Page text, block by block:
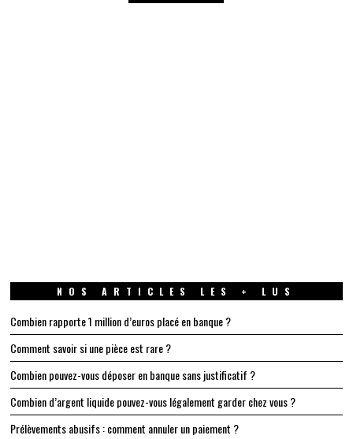
NOS ARTICLES LES + LUS
Combien rapporte 1 million d’euros placé en banque ?
Comment savoir si une pièce est rare ?
Combien pouvez-vous déposer en banque sans justificatif ?
Combien d’argent liquide pouvez-vous légalement garder chez vous ?
Prélèvements abusifs : comment annuler un paiement ?